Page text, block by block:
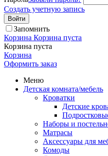
Создать учетную запись
Войти
Запомнить
Корзина Корзина пуста
Корзина пуста
Корзина
Оформить заказ
Меню
Детская комната/мебель
Кроватки
Детские
Наборы и
Матрасы
Аксессуары для
Комоды